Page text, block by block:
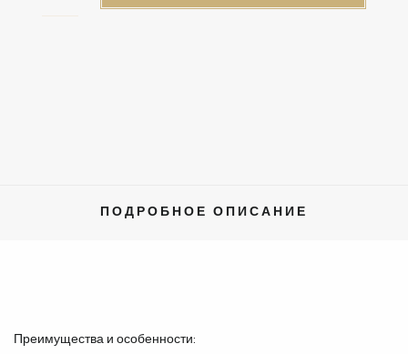
ПОДРОБНОЕ ОПИСАНИЕ
Преимущества и особенности: